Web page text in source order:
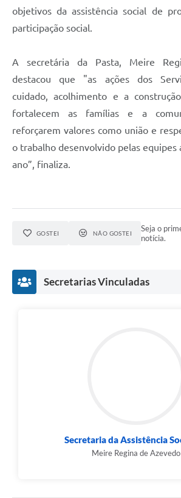
objetivos da assistência social de
participação social.
A secretária da Pasta, Meire
destacou que "as ações dos
cuidado, acolhimento e a
fortalecem as famílias e a
reforçarem valores como união e
o trabalho desenvolvido pelas equipes
ano”, finaliza.
GOSTEI NÃO GOSTEI
Seja o
notícia.
Secretarias Vinculadas
Secretaria da Assistência
Meire Regina de Azevedo